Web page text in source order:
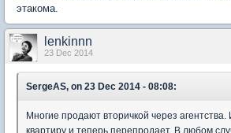
этакома.
lenkinnn
23 Dec 2014
SergeAS, on 23 Dec 2014 - 08:08:
Многие продают вторичкой через агентства.
квартиру и теперь перепродает. В любом